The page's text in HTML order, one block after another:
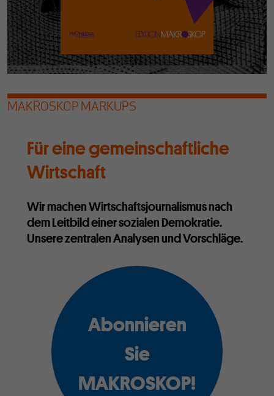
MAKROSKOP MARKUPS
Für eine gemeinschaftliche
Wirtschaft
Wir machen Wirtschaftsjournalismus nach
dem Leitbild einer sozialen Demokratie.
Unsere zentralen Analysen und Vorschläge.
Abonnieren
Sie
MAKROSKOP!